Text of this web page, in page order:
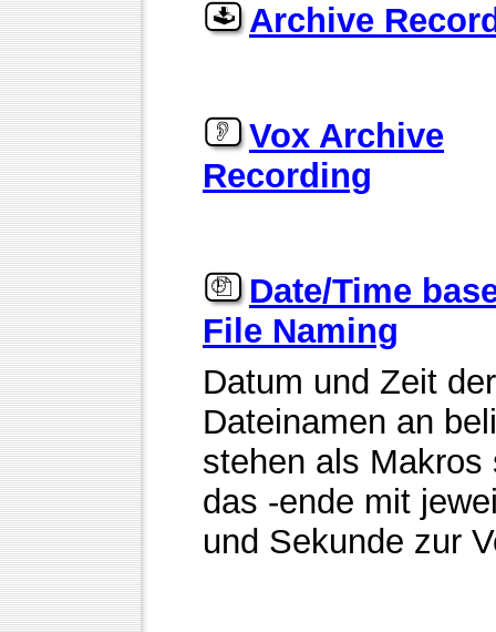
Archive
Vox Archive
Recording
Date/Time
File Naming
Datum und Zeit
Dateinamen an
stehen als Makros
das -ende mit
und Sekunde zur